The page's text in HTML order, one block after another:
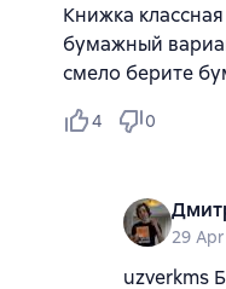
Книжка
бумажный
смело берите
4 0
29
uzverkms